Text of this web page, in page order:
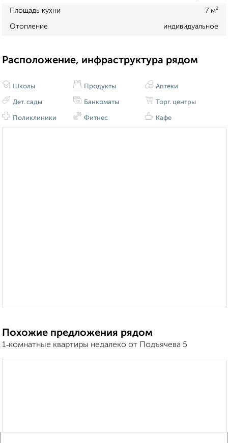
Площадь кухни 7 м²
Отопление индивидуальное
Расположение, инфраструктура рядом
Школы
Дет. сады
Поликлиники
Продукты
Банкоматы
Фитнес
Аптеки
Торг. центры
Кафе
Похожие предложения рядом
1‑комнатные квартиры недалеко от Подъячева 5